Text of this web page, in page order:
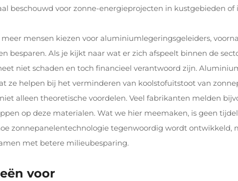
beschouwd voor zonne-energieprojecten in kustgebieden
mensen kiezen voor aluminiumlegeringsgeleiders,
besparen. Als je kijkt naar wat er zich afspeelt binnen de
niet schaden en toch financieel verantwoord zijn.
ze helpen bij het verminderen van koolstofuitstoot van
alleen theoretische voordelen. Veel fabrikanten melden
op deze materialen. Wat we hier meemaken, is geen
zonnepanelentechnologie tegenwoordig wordt ontwikkeld,
met betere milieubesparing.
voor